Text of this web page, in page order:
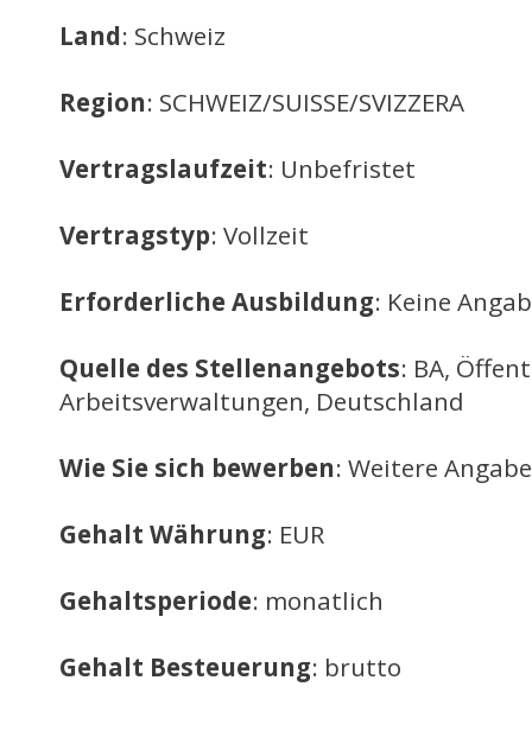
Land: Schweiz
Region: SCHWEIZ/SUISSE/SVIZZERA
Vertragslaufzeit: Unbefristet
Vertragstyp: Vollzeit
Erforderliche Ausbildung: Keine
Quelle des Stellenangebots: BA,
Arbeitsverwaltungen, Deutschland
Wie Sie sich bewerben: Weitere
Gehalt Währung: EUR
Gehaltsperiode: monatlich
Gehalt Besteuerung: brutto